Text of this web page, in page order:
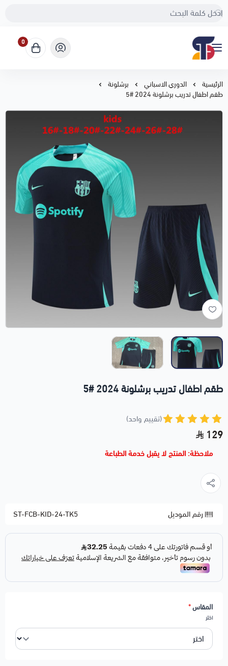
Sport Touch
0
الرئيسية الدوري الاسباني
برشلونة
طقم اطفال تدريب برشلونة 2024 #5
طقم اطفال تدريب برشلونة 2024 #5
(تقييم واحد)
129
ملاحظة: المنتج لا يقبل خدمة الطباعة
رقم الموديل ST-FCB-KID-24-TK5
المقاس*
اختر